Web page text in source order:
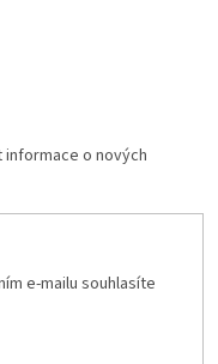
informace o nových
e-mailu souhlasíte